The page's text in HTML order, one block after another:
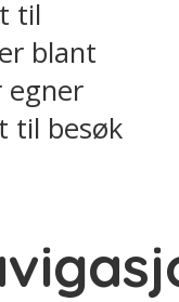
til
blant
egner
til besøk